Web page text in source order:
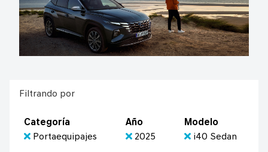
Filtrando por
Categoría
Portaequipajes
Año
2025
Modelo
i40 Sedan